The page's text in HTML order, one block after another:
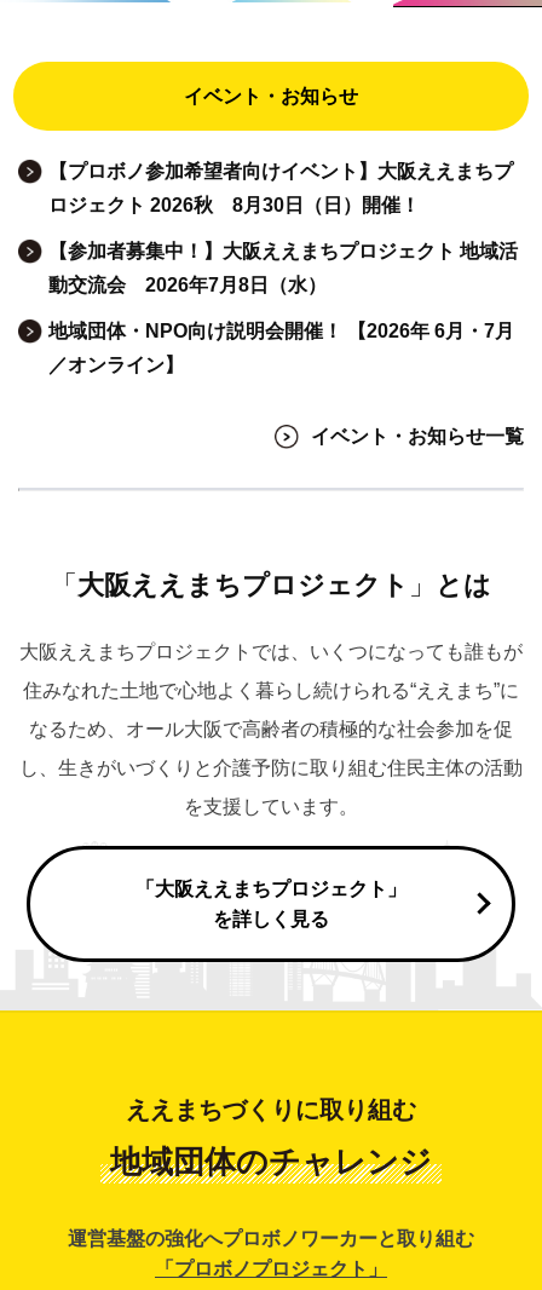
イベント・お知らせ
【プロボノ参加希望者向けイベント】大阪ええまちプ
ロジェクト 2026秋 8月30日（日）開催！
【参加者募集中！】大阪ええまちプロジェクト 地域活
動交流会 2026年7月8日（水）
地域団体・NPO向け説明会開催！ 【2026年 6月・7月
／オンライン】
イベント・お知らせ一覧
「 大阪ええまちプロジェクト 」 とは
大阪ええまちプロジェクトでは、いくつになっても誰もが
住みなれた土地で心地よく暮らし続けられる“ええまち”に
なるため、 オール大阪で高齢者の積極的な社会参加を促
し、生きがいづくりと介護予防に取り組む住民主体の活動
を支援しています。
「大阪ええまちプロジェクト」
を詳しく見る
ええまちづくりに取り組む
地域団体のチャレンジ
運営基盤の強化へプロボノワーカーと取り組む
「プロボノプロジェクト」